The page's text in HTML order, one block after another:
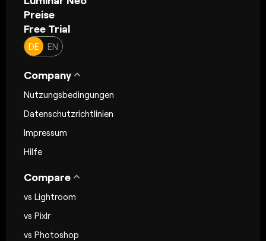
Preise
Free Trial
DE EN
Company
Nutzungsbedingungen
Datenschutzrichtlinien
Impressum
Hilfe
Compare
vs Lightroom
vs Pixlr
vs Photoshop